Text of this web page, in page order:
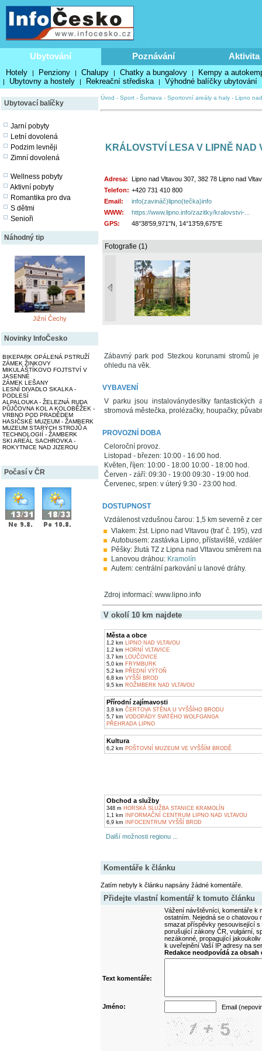
Ubytování Poznávání Aktivita
Hotely | Penziony | Chalupy | Chatky a bungalovy | Kempy a
| Ubytovny a hostely | Rekreační střediska | Výhodné balíčky ubytování
Ubytovací balíčky
Jarní pobyty
Letní dovolená
Podzim levněji
Zimní dovolená
Wellness pobyty
Aktivní pobyty
Romantika pro dva
S dětmi
Senioři
Náhodný tip
Jižní Čechy
Novinky InfoČesko
BIKEPARK OPÁLENÁ PSTRUŽÍ
ZÁMEK ŽINKOVY
MIKULÁŠTÍKOVO FOJTSTVÍ V
JASENNÉ
ZÁMEK LEŠANY
LESNÍ DIVADLO SKALKA -
PODLESÍ
ALPALOUKA - ŽELEZNÁ RUDA
PŮJČOVNA KOL A KOLOBĚŽEK -
VRBNO POD PRADĚDEM
HASIČSKÉ MUZEUM - ŽAMBERK
MUZEUM STARÝCH STROJŮ A
TECHNOLOGIÍ - ŽAMBERK
SKI AREÁL SACHROVKA -
ROKYTNICE NAD JIZEROU
Počasí v ČR
Úvod - Sport - Šumava - Sportovní areály a haly - Lipno
KRÁLOVSTVÍ LESA V LIPNĚ NAD
Adresa: Lipno nad Vltavou 307, 382 78 Lipno nad
Telefon: +420 731 410 800
Email:
info(zavináč)lipno(tečka)info
WWW:
https://www.lipno.info/zazitky/kralovstvi-...
GPS:
48°38'59,971"N, 14°13'59,675"E
Fotografie (1)
Zábavný park pod Stezkou korunami stromů
ohledu na věk.
VYBAVENÍ
V parku jsou instaloványdesítky fantastických
stromová městečka, prolézačky, houpačky,
PROVOZNÍ DOBA
Celoroční provoz.
Listopad - březen: 10:00 - 16:00 hod.
Květen, říjen: 10:00 - 18:00 10:00 - 18:00 hod.
Červen - září: 09:30 - 19:00 09:30 - 19:00 hod.
Červenec, srpen: v úterý 9:30 - 23:00 hod.
DOSTUPNOST
Vzdálenost vzdušnou čarou: 1,5 km severně z
Vlakem: žst. Lipno nad Vltavou (trať č. 195),
Autobusem: zastávka Lipno, přístaviště,
Pěšky: žlutá TZ z Lipna nad Vltavou směrem
Lanovou dráhou: Kramolín
Autem: centrální parkování u lanové dráhy.
Zdroj informací: www.lipno.info
V okolí 10 km najdete
Města a obce
1,2 km LIPNO NAD VLTAVOU
1,2 km HORNÍ VLTAVICE
3,7 km LOUČOVICE
5,0 km FRYMBURK
5,2 km PŘEDNÍ VÝTOŇ
6,8 km VYŠŠÍ BROD
9,5 km ROŽMBERK NAD VLTAVOU
Přírodní zajímavosti
3,8 km ČERTOVA STĚNA U VYŠŠÍHO BRODU
5,7 km VODOPÁDY SVATÉHO WOLFGANGA
PŘEHRADA LIPNO
Kultura
6,2 km POŠTOVNÍ MUZEUM VE VYŠŠÍM BRODĚ
Obchod a služby
348 m HORSKÁ SLUŽBA STANICE KRAMOLÍN
1,1 km INFORMAČNÍ CENTRUM LIPNO NAD VLTAVOU
6,9 km INFOCENTRUM VYŠŠÍ BROD
Další možnosti regionu ...
Komentáře k článku
Zatím nebyly k článku napsány žádné komentáře.
Přidejte vlastní komentář k tomuto článku
Vážení návštěvníci, komentáře k
ostatním. Nejedná se o
smazat příspěvky nesouvisející
porušující zákony ČR, vulgární,
nezákonné, propagující
k uveřejnění Vaší IP adresy na
Redakce neodpovídá za
Text komentáře:
Jméno: Email